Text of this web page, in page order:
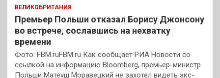
ВЕЛИКОБРИТАНИЯ
Премьер Польши отказал Борису Джонсону
во встрече, сославшись на нехватку
времени
Фото: FBM.ruFBM.ru Как сообщает РИА Новости со
ссылкой на информацию Bloomberg, премьер-министр
Польши Матеуш Моравецкий не захотел видеть экс-